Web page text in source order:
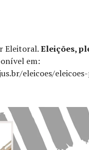
Eleitoral.Eleições,
em:
eleicoes/